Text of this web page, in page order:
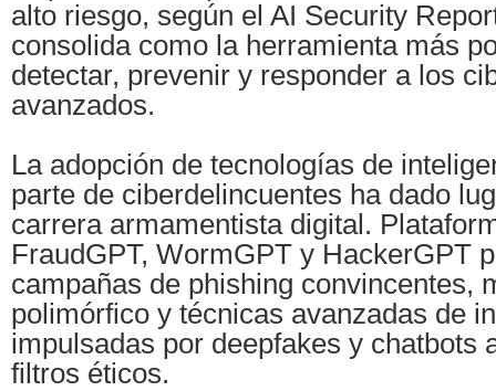
alto riesgo, según el AI Security
consolida como la herramienta más
detectar, prevenir y responder a los
avanzados.
La adopción de tecnologías de
parte de ciberdelincuentes ha dado
carrera armamentista digital.
FraudGPT, WormGPT y HackerGPT
campañas de phishing convincentes,
polimórfico y técnicas avanzadas de
impulsadas por deepfakes y chatbots
filtros éticos.